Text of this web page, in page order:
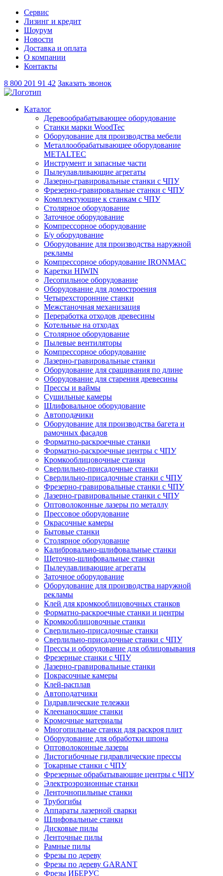
Сервис
Лизинг и кредит
Шоурум
Новости
Доставка и оплата
О компании
Контакты
8 800 201 91 42 Заказать звонок
Каталог
Деревообрабатывающее оборудование
Станки марки WoodTec
Оборудование для производства мебели
Металлообрабатывающее оборудование
METALTEC
Инструмент и запасные части
Пылеулавливающие агрегаты
Лазерно-гравировальные станки с ЧПУ
Фрезерно-гравировальные станки с ЧПУ
Комплектующие к станкам с ЧПУ
Столярное оборудование
Заточное оборудование
Компрессорное оборудование
Б/у оборудование
Оборудование для производства наружной
рекламы
Компрессорное оборудование IRONMAC
Каретки HIWIN
Лесопильное оборудование
Оборудование для домостроения
Четырехсторонние станки
Межстаночная механизация
Переработка отходов древесины
Котельные на отходах
Столярное оборудование
Пылевые вентиляторы
Компрессорное оборудование
Лазерно-гравировальные станки
Оборудование для сращивания по длине
Оборудование для старения древесины
Прессы и ваймы
Сушильные камеры
Шлифовальное оборудование
Автоподачики
Оборудование для производства багета и
рамочных фасадов
Форматно-раскроечные станки
Форматно-раскроечные центры с ЧПУ
Кромкооблицовочные станки
Сверлильно-присадочные станки
Сверлильно-присадочные станки с ЧПУ
Фрезерно-гравировальные станки с ЧПУ
Лазерно-гравировальные станки с ЧПУ
Оптоволоконные лазеры по металлу
Прессовое оборудование
Окрасочные камеры
Бытовые станки
Столярное оборудование
Калибровально-шлифовальные станки
Щеточно-шлифовальные станки
Пылеулавливающие агрегаты
Заточное оборудование
Оборудование для производства наружной
рекламы
Клей для кромкооблицовочных станков
Форматно-раскроечные станки и центры
Кромкооблицовочные станки
Сверлильно-присадочные станки
Сверлильно-присадочные станки с ЧПУ
Прессы и оборудование для облицовывания
Фрезерные станки с ЧПУ
Лазерно-гравировальные станки
Покрасочные камеры
Клей-расплав
Автоподатчики
Гидравлические тележки
Клеенаносящие станки
Кромочные материалы
Многопильные станки для раскроя плит
Оборудование для обработки шпона
Оптоволоконные лазеры
Листогибочные гидравлические прессы
Токарные станки с ЧПУ
Фрезерные обрабатывающие центры с ЧПУ
Электроэрозионные станки
Ленточнопильные станки
Трубогибы
Аппараты лазерной сварки
Шлифовальные станки
Дисковые пилы
Ленточные пилы
Рамные пилы
Фрезы по дереву
Фрезы по дереву GARANT
Фрезы ИБЕРУС